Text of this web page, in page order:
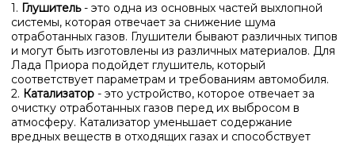
1. Глушитель- это одна из основных частей выхлопной
системы, которая отвечает за снижение шума
отработанных газов. Глушители бывают различных типов
и могут быть изготовлены из различных материалов. Для
Лада Приора подойдет глушитель, который
соответствует параметрам и требованиям автомобиля.
2. Катализатор - это устройство, которое отвечает за
очистку отработанных газов перед их выбросом в
атмосферу. Катализатор уменьшает содержание
вредных веществ в отходящих газах и способствует